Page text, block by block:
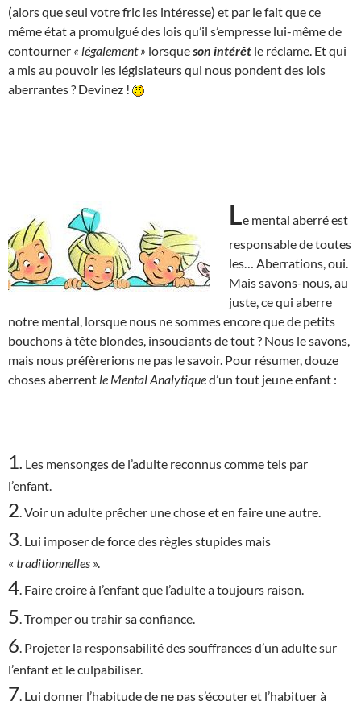
(alors que seul votre fric les intéresse) et par le fait que ce
même état a promulgué des lois qu’il s’empresse lui-même de
contourner « légalement » lorsqueson intérêt le réclame. Et qui
a mis au pouvoir les législateurs qui nous pondent des lois
aberrantes ? Devinez !
Le mental aberré est
responsable de toutes
les… Aberrations, oui.
Mais savons-nous, au
juste, ce qui aberre
notre mental, lorsque nous ne sommes encore que de petits
bouchons à tête blondes, insouciants de tout ? Nous le savons,
mais nous préfèrerions ne pas le savoir. Pour résumer, douze
choses aberrent le Mental Analytiqued’un tout jeune enfant :
1
Les mensonges de l’adulte reconnus comme tels par
l’enfant.
2 . Voir un adulte prêcher une chose et en faire une autre.
3 . Lui imposer de force des règles stupides mais
« traditionnelles ».
4 . Faire croire à l’enfant que l’adulte a toujours raison.
5 . Tromper ou trahir sa confiance.
6 . Projeter la responsabilité des souffrances d’un adulte sur
l’enfant et le culpabiliser.
7 . Lui donner l’habitude de ne pas s’écouter et l’habituer à